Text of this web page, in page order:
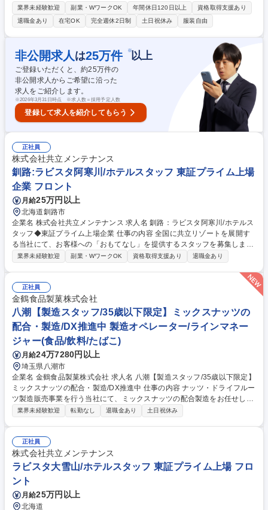
を駆使した課題解決の戦略策定から実行、成果創出までの一連を主導・統
括するポジションです。 ・データサイエンスプロジェクトの統括 クライ
アントの事業・マーケティング課題の根本原因を特定し、データ活用によ
る解決策の企画・提案、およびプロジェクトの進行管理（計画・実行・リ
スク管理）の統括 ・組織マネジメント・技術力強化 チームメンバーの業
務管理、評価、育成、技術・ビジネスの方針提示を行い、組織全体の技術
力とパフォーマンス向上のための組織運営 募集職種 105【データサイエン
ス（シニアマネージャー）】マーケティングリサーチ会社
業界未経験歓迎 副業・WワークOK 年間休日120日以上
資格取得支援あり
退職金あり
在宅OK 完全週休2日制 土日祝休み 服装自由
非公開求人 は25万件 ※以上
ご登録いただくと、約25万件の
非公開求人からご希望に沿った
求人をご紹介します。
※2026年3月31日時点 ※求人数＝採用予定人数
登録して求人を紹介してもらう
正社員
株式会社共立メンテナンス
釧路:ラビスタ阿寒川/ホテルスタッフ 東証プライム上場
企業 フロント
月給25万円以上
北海道釧路市
企業名 株式会社共立メンテナンス 求人名 釧路：ラビスタ阿寒川/ホテルス
タッフ◆東証プライム上場企業 仕事の内容 全国に共立リゾートを展開す
る当社にて、お客様への「おもてなし」を提供するスタッフを募集しま
す。【フロント】■接客対応（チェックイン、チェックアウト、観光案
ストランでのお食事の提供／テーブルセッティング・片付、デシャップ
【予約販売/総務経理】データ入力・管理、電話対応／ホテルシステムによ
る予約受付、売上・入金処理 【施設管理】客室及び共用部、温浴施設の清
掃、ホテル内の設備点検などの計画及び実行、その他付帯設備の点検管
理、駐車場内での車両誘導・管理、送迎ドライバーなど 募集職種 釧路：
ラビスタ阿寒川/ホテルスタッフ◆東証プライム上場企業
業界未経験歓迎 副業・WワークOK 資格取得支援あり 退職金あり
正社員
金鶴食品製菓株式会社
八潮【製造スタッフ/35歳以下限定】ミックスナッツの
配合・製造/DX推進中 製造オペレーター/ラインマネー
ジャー(食品/飲料/たばこ)
月給24万7280円以上
埼玉県八潮市
企業名 金鶴食品製菓株式会社 求人名 八潮【製造スタッフ/35歳以下限定】
ミックスナッツの配合・製造/DX推進中 仕事の内容 ナッツ・ドライフルー
ツ製造販売事業を行う当社にて、ミックスナッツの配合製造をお任せしま
す。具体的には、各種ナッツの計量、機械への投入・配合、品質チェッ
態の目視チェック ■製造工程における品質管理・衛生管理 ■生産効率向上
のための、資材準備やラインの調整 ★将来的に「焙煎（ロースト）」の技
術習得など、専門性を高めるキャリアパスも豊富。 ★最新のBIツールを活
用し、生産データの管理も学べる環境です。 募集職種 八潮【製造スタッ
フ/35歳以下限定】ミックスナッツの配合・製造/DX推進中
業界未経験歓迎 転勤なし 退職金あり 土日祝休み
正社員
株式会社共立メンテナンス
ラビスタ大雪山/ホテルスタッフ 東証プライム上場 フロ
ント
月給25万円以上
北海道